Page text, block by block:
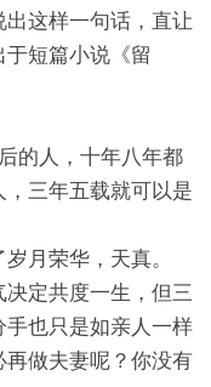
这样一句话，直让
于短篇小说《留
的人，十年八年都
三年五载就可以是
月荣华，天真。
定共度一生，但三
也只是如亲人一样
做夫妻呢？你没有